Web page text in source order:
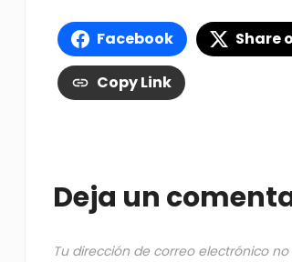
Facebook Share
Copy Link
Deja un
Tu dirección de correo electrónico